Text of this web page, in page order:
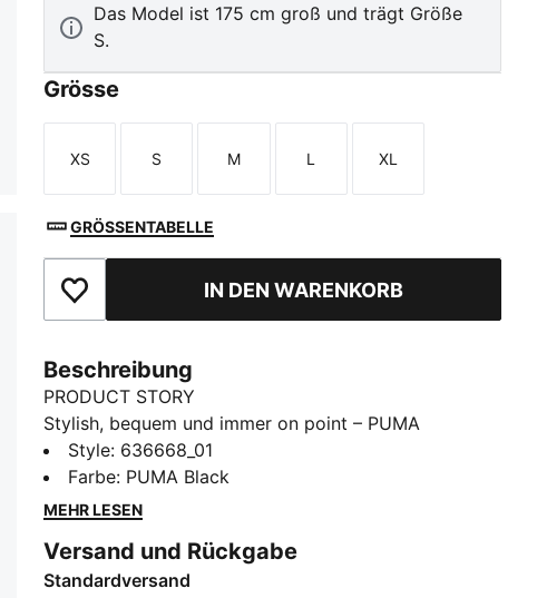
Das Model ist 175 cm groß und trägt Größe
S.
Grösse
Größe
XS
Größe
S
Größe
M
Größe
L
Größe
XL
GRÖSSENTABELLE
Zu Favoriten hinzufügenIN DEN WARENKORB
Beschreibung
PRODUCT STORY
Stylish, bequem und immer on point – PUMA
Essentials sind entspannte Essentials für entspannte
Tage. Dieses Oversized T-Shirt bringt den lässigen
Essentials Look auf den Punkt – locker, fließend, easy.
Entworfen für: Lifestyle by PUMA
Passform: Oversized
Style: 636668_01
Farbe: PUMA Black
MEHR LESEN
Versand und Rückgabe
Standardversand